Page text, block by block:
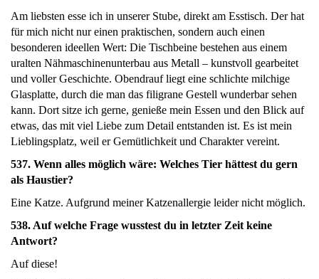
Am liebsten esse ich in unserer Stube, direkt am Esstisch. Der hat
für mich nicht nur einen praktischen, sondern auch einen
besonderen ideellen Wert: Die Tischbeine bestehen aus einem
uralten Nähmaschinenunterbau aus Metall – kunstvoll gearbeitet
und voller Geschichte. Obendrauf liegt eine schlichte milchige
Glasplatte, durch die man das filigrane Gestell wunderbar sehen
kann. Dort sitze ich gerne, genieße mein Essen und den Blick auf
etwas, das mit viel Liebe zum Detail entstanden ist. Es ist mein
Lieblingsplatz, weil er Gemütlichkeit und Charakter vereint.
537. Wenn alles möglich wäre: Welches Tier hättest du gern
als Haustier?
Eine Katze. Aufgrund meiner Katzenallergie leider nicht möglich.
538. Auf welche Frage wusstest du in letzter Zeit keine
Antwort?
Auf diese!